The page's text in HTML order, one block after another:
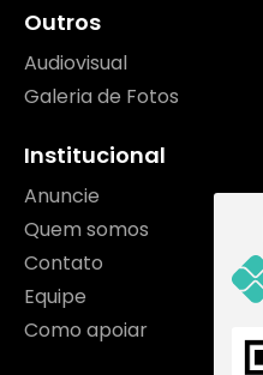
Outros
Audiovisual
Galeria de Fotos
Institucional
Anuncie
Quem somos
Contato
Equipe
Como apoiar